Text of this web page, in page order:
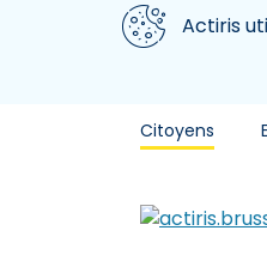
Aller au contenu principal
Nous utilisons des cookies
Actiris
Citoyens